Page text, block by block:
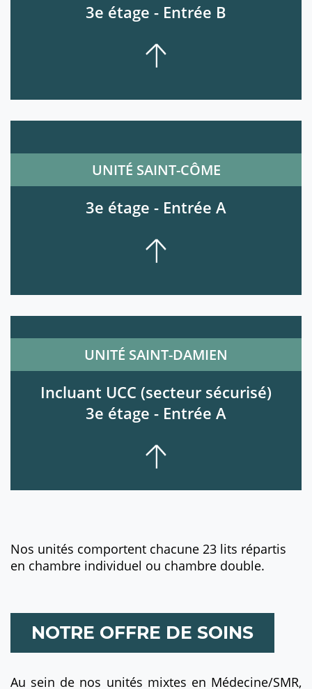
3e étage - Entrée B
UNITÉ SAINT-CÔME
3e étage - Entrée A
UNITÉ SAINT-DAMIEN
Incluant UCC (secteur sécurisé)
3e étage - Entrée A
Nos unités comportent chacune 23 lits répartis
en chambre individuel ou chambre double.
NOTRE OFFRE DE SOINS
Au sein de nos unités mixtes en Médecine/SMR,